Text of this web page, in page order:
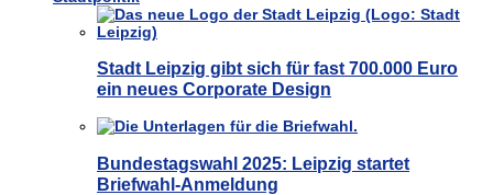
Stadt Leipzig gibt sich für fast 700.000 Euro
ein neues Corporate Design
Bundestagswahl 2025: Leipzig startet
Briefwahl-Anmeldung